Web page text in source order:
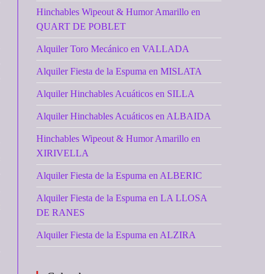
Hinchables Wipeout & Humor Amarillo en
QUART DE POBLET
Alquiler Toro Mecánico en VALLADA
Alquiler Fiesta de la Espuma en MISLATA
Alquiler Hinchables Acuáticos en SILLA
Alquiler Hinchables Acuáticos en ALBAIDA
Hinchables Wipeout & Humor Amarillo en
XIRIVELLA
Alquiler Fiesta de la Espuma en ALBERIC
Alquiler Fiesta de la Espuma en LA LLOSA
DE RANES
Alquiler Fiesta de la Espuma en ALZIRA